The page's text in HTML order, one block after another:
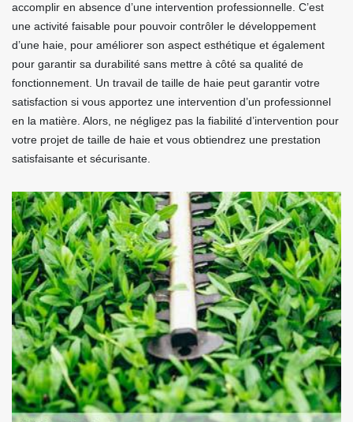
accomplir en absence d’une intervention professionnelle. C’est
une activité faisable pour pouvoir contrôler le développement
d’une haie, pour améliorer son aspect esthétique et également
pour garantir sa durabilité sans mettre à côté sa qualité de
fonctionnement. Un travail de taille de haie peut garantir votre
satisfaction si vous apportez une intervention d’un professionnel
en la matière. Alors, ne négligez pas la fiabilité d’intervention pour
votre projet de taille de haie et vous obtiendrez une prestation
satisfaisante et sécurisante.